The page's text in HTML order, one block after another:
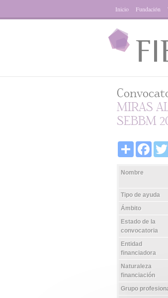
Inicio Fundación
MIRAS
SEBBM
Share
Nombre
Tipo de ayuda
Ámbito
Estado de la
convocatoria
Entidad
financiadora
Naturaleza
financiación
Grupo